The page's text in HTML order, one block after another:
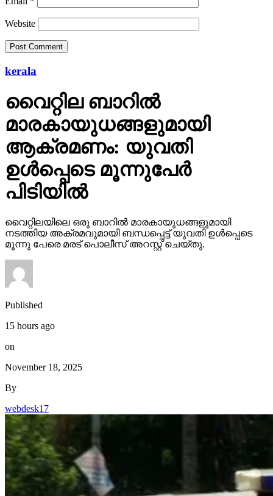
Website
kerala
വൈറ്റില ബാറില്‍
മാരകായുധങ്ങളുമായി
ആക്രമണം: യുവതി
ഉള്‍പ്പെടെ മൂന്നുപേര്‍
പിടിയില്‍
വൈറ്റിലയിലെ ഒരു ബാറില്‍ മാരകായുധങ്ങളുമായി
നടത്തിയ അക്രമവുമായി ബന്ധപ്പെട്ട് യുവതി ഉള്‍പ്പെടെ
മൂന്നു പേരെ മരട് പൊലീസ് അറസ്റ്റ് ചെയ്തു.
Published
15 hours ago
on
November 18, 2025
By
webdesk17